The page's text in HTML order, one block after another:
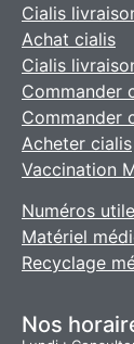
Cialis
Achat cialis
Cialis
Commander
Commander
Acheter cialis
Vaccination
Numéros
Matériel
Recyclage
Nos